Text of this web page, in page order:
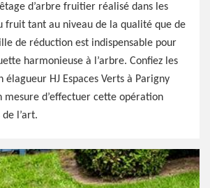
d’arbre fruitier réalisé dans les
fruit tant au niveau de la qualité que de
de réduction est indispensable pour
harmonieuse à l’arbre. Confiez les
élagueur HJ Espaces Verts à Parigny
mesure d’effectuer cette opération
l’art.